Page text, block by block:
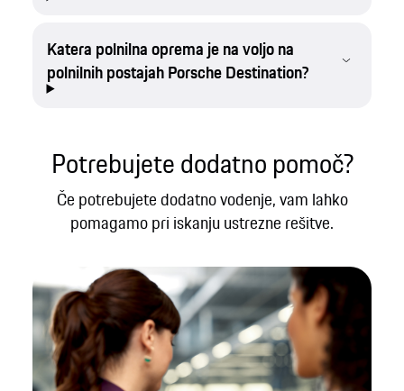
Katera polnilna oprema je na voljo na
polnilnih postajah Porsche Destination?
Potrebujete dodatno pomoč?
Če potrebujete dodatno vodenje, vam lahko
pomagamo pri iskanju ustrezne rešitve.